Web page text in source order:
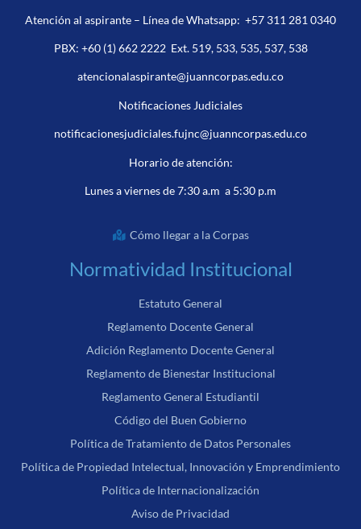
Atención al aspirante – Línea de Whatsapp: +57 311 281 0340
PBX: +60 (1) 662 2222Ext. 519, 533, 535, 537, 538
atencionalaspirante@juanncorpas.edu.co
Notificaciones Judiciales
notificacionesjudiciales.fujnc@juanncorpas.edu.co
Horario de atención:
Lunes a viernes de 7:30 a.m a 5:30 p.m
Cómo llegar a la Corpas
Normatividad Institucional
Estatuto General
Reglamento Docente General
Adición Reglamento Docente General
Reglamento de Bienestar Institucional
Reglamento General Estudiantil
Código del Buen Gobierno
Política de Tratamiento de Datos Personales
Política de Propiedad Intelectual, Innovación y Emprendimiento
Política de Internacionalización
Aviso de Privacidad